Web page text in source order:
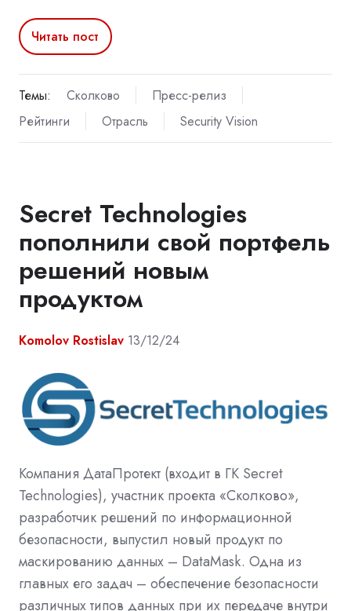
Читать пост
Темы: Сколково
Пресс-релиз
Рейтинги
Отрасль Security Vision
Secret Technologies
пополнили свой портфель
решений новым
продуктом
Komolov Rostislav 13/12/24
Компания ДатаПротект (входит в ГК Secret
Technologies), участник проекта «Сколково»,
разработчик решений по информационной
безопасности, выпустил новый продукт по
маскированию данных – DataMask. Одна из
главных его задач – обеспечение безопасности
различных типов данных при их передаче внутри